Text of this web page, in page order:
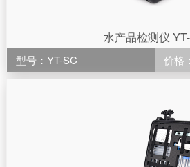
水产品检测仪
型号：YT-SC 价格